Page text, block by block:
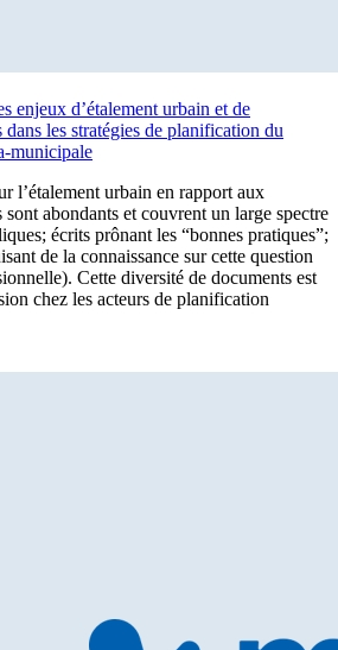
enjeux d’étalement urbain et de
les stratégies de planification du
municipale
l’étalement urbain en rapport aux
abondants et couvrent un large spectre
écrits prônant les “bonnes pratiques”;
de la connaissance sur cette question
Cette diversité de documents est
chez les acteurs de planification